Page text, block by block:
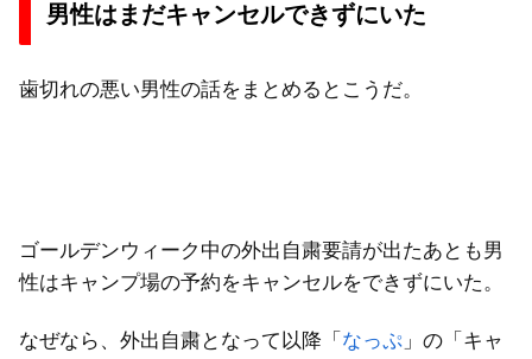
男性はまだキャンセルできずにいた
歯切れの悪い男性の話をまとめるとこうだ。
ゴールデンウィーク中の外出自粛要請が出たあとも男
性はキャンプ場の予約をキャンセルをできずにいた。
なぜなら、外出自粛となって以降「 なっぷ 」の「キャ